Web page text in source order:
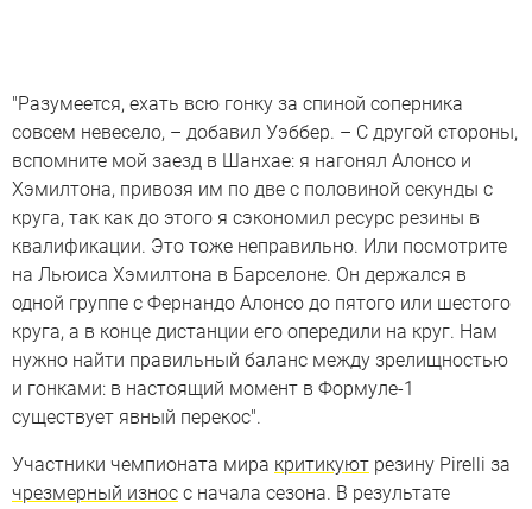
"Разумеется, ехать всю гонку за спиной соперника
совсем невесело, – добавил Уэббер. – С другой стороны,
вспомните мой заезд в Шанхае: я нагонял Алонсо и
Хэмилтона, привозя им по две с половиной секунды с
круга, так как до этого я сэкономил ресурс резины в
квалификации. Это тоже неправильно. Или посмотрите
на Льюиса Хэмилтона в Барселоне. Он держался в
одной группе с Фернандо Алонсо до пятого или шестого
круга, а в конце дистанции его опередили на круг. Нам
нужно найти правильный баланс между зрелищностью
и гонками: в настоящий момент в Формуле-1
существует явный перекос".
Участники чемпионата мира критикуют резину Pirelli за
чрезмерный износ с начала сезона. В результате